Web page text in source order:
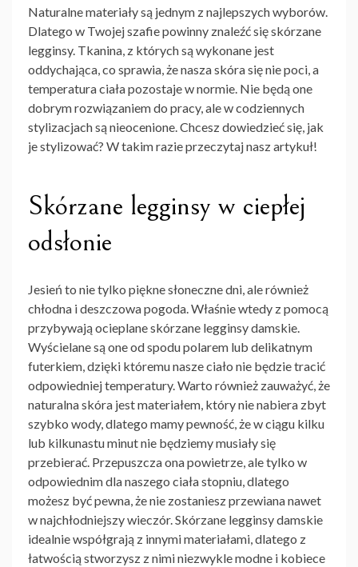
Naturalne materiały są jednym z najlepszych wyborów.
Dlatego w Twojej szafie powinny znaleźć sięskórzane
legginsy. Tkanina, z których są wykonane jest
oddychająca, co sprawia, że nasza skóra się nie poci, a
temperatura ciała pozostaje w normie. Nie będą one
dobrym rozwiązaniem do pracy, ale w codziennych
stylizacjach są nieocenione. Chcesz dowiedzieć się, jak
je stylizować? W takim razie przeczytaj nasz artykuł!
Skórzane legginsy w ciepłej
odsłonie
Jesień to nie tylko piękne słoneczne dni, ale również
chłodna i deszczowa pogoda. Właśnie wtedy z pomocą
przybywająocieplane skórzane legginsy damskie.
Wyścielane są one od spodu polarem lub delikatnym
futerkiem, dzięki któremu nasze ciało nie będzie tracić
odpowiedniej temperatury. Warto również zauważyć, że
naturalna skóra jest materiałem, który nie nabiera zbyt
szybko wody, dlatego mamy pewność, że w ciągu kilku
lub kilkunastu minut nie będziemy musiały się
przebierać. Przepuszcza ona powietrze, ale tylko w
odpowiednim dla naszego ciała stopniu, dlatego
możesz być pewna, że nie zostaniesz przewiana nawet
w najchłodniejszy wieczór.Skórzane legginsy damskie
idealnie współgrają z innymi materiałami, dlatego z
łatwością stworzysz z nimi niezwykle modne i kobiece